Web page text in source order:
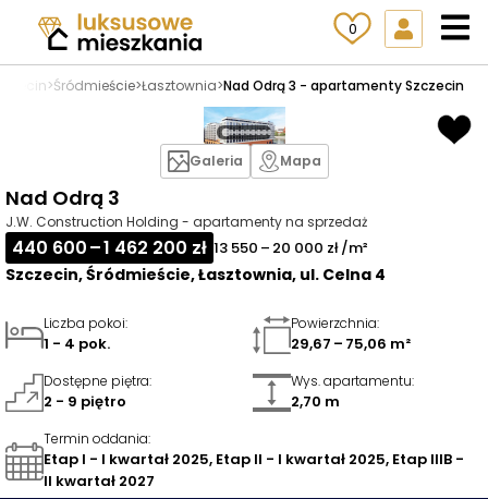
0
>Śródmieście>Łasztownia>Nad Odrą 3 - apartamenty Szczecin
Nad Odrą 3
J.W. Construction Holding - apartamenty na sprzedaż
440 600 – 1 462 200 zł 13 550 – 20 000 zł /m²
Szczecin, Śródmieście, Łasztownia, ul. Celna 4
Galeria Mapa
Liczba pokoi:
1 - 4 pok.
Powierzchnia:
29,67 – 75,06 m²
Dostępne piętra:
2 - 9 piętro
Wys. apartamentu:
2,70 m
Termin oddania:
Etap I - I kwartał 2025, Etap II - I kwartał 2025, Etap IIIB -
II kwartał 2027